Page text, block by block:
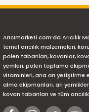
Arıcımarketi.com’da Arıcılık
temel arıcılık malzemeleri,
polen tabanları, kovanlar,
yemleri, polen toplama
vitaminleri, ana arı yetiştirme
alma ekipmanları, arı
kovan tabanları ve tüm